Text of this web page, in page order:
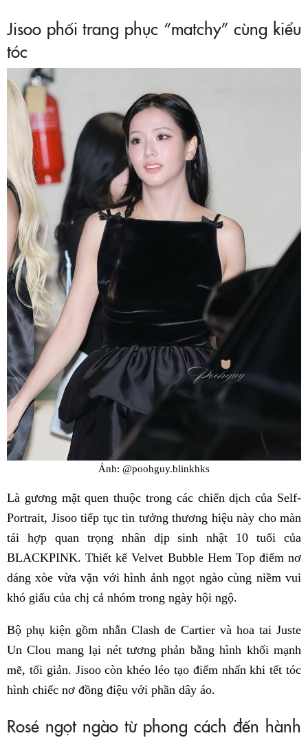
Jisoo phối trang phục “matchy” cùng kiểu
tóc
Ảnh: @poohguy.blinkhks
Là gương mặt quen thuộc trong các chiến dịch của Self-
Portrait, Jisoo tiếp tục tin tưởng thương hiệu này cho màn
tái hợp quan trọng nhân dịp sinh nhật 10 tuổi của
BLACKPINK. Thiết kế Velvet Bubble Hem Top điểm nơ
dáng xòe vừa vặn với hình ảnh ngọt ngào cùng niềm vui
khó giấu của chị cả nhóm trong ngày hội ngộ.
Bộ phụ kiện gồm nhẫn Clash de Cartier và hoa tai Juste
Un Clou mang lại nét tương phản bằng hình khối mạnh
mẽ, tối giản. Jisoo còn khéo léo tạo điểm nhấn khi tết tóc
hình chiếc nơ đồng điệu với phần dây áo.
Rosé ngọt ngào từ phong cách đến hành